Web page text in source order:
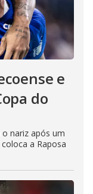
e
do
nariz após um
a Raposa